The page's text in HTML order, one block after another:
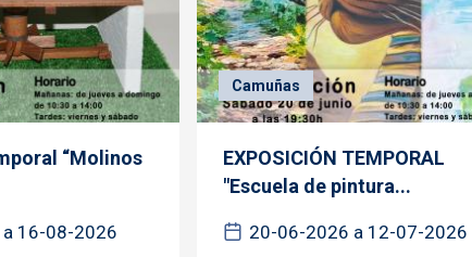
“Molinos
16-08-2026
Camuñas
EXPOSICIÓN TEMPORAL
"Escuela de pintura...
20-06-2026 a 12-07-2026